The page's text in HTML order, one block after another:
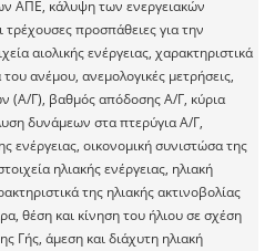
ΑΠΕ, κάλυψη των ενεργειακών
προσπάθειες για την
αιολικής ενέργειας, χαρακτηριστικά
ανέμου, ανεμολογικές μετρήσεις,
(Α/Γ), βαθμός απόδοσης Α/Γ, κύρια
δυνάμεων στα πτερύγια Α/Γ,
ενέργειας, οικονομική συνιστώσα της
ηλιακής ενέργειας, ηλιακή
της ηλιακής ακτινοβολίας
θέση και κίνηση του ήλιου σε σχέση
Γής, άμεση και διάχυτη ηλιακή